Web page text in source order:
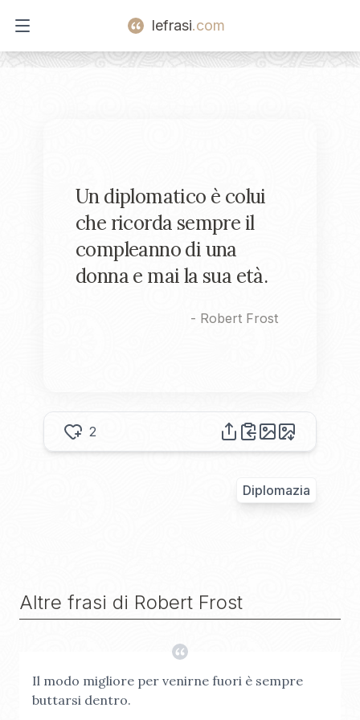
Open main menu
lefrasi.com
Un diplomatico è colui
che ricorda sempre il
compleanno di una
donna e mai la sua età.
- Robert Frost
2
Diplomazia
Altre frasi di Robert Frost
Il modo migliore per venirne fuori è sempre
buttarsi dentro.